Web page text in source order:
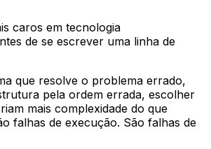
caros em tecnologia
de se escrever uma linha de
que resolve o problema errado,
pela ordem errada, escolher
mais complexidade do que
falhas de execução. São falhas de